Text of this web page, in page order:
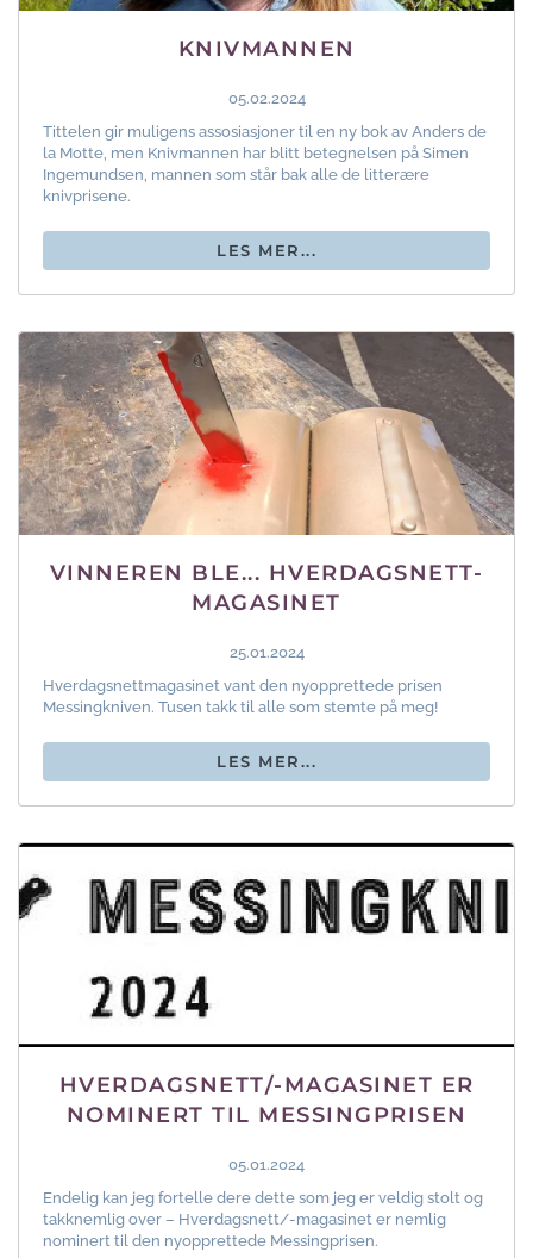
KNIVMANNEN
05.02.2024
Tittelen gir muligens assosiasjoner til en ny bok av Anders de
la Motte, men Knivmannen har blitt betegnelsen på Simen
Ingemundsen, mannen som står bak alle de litterære
knivprisene.
LES MER...
VINNEREN BLE... HVERDAGSNETT-
MAGASINET
25.01.2024
Hverdagsnettmagasinet vant den nyopprettede prisen
Messingkniven. Tusen takk til alle som stemte på meg!
LES MER...
HVERDAGSNETT/-MAGASINET ER
NOMINERT TIL MESSINGPRISEN
05.01.2024
Endelig kan jeg fortelle dere dette som jeg er veldig stolt og
takknemlig over – Hverdagsnett/-magasinet er nemlig
nominert til den nyopprettede Messingprisen.